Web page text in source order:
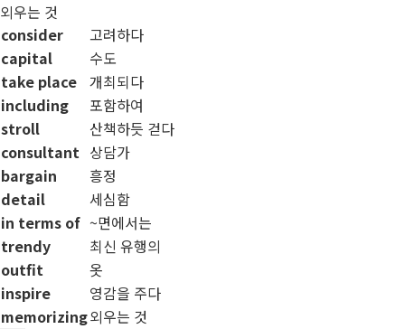
외우는 것
consider
고려하다
capital
수도
take place 개최되다
including
포함하여
stroll
산책하듯 걷다
consultant 상담가
bargain
흥정
detail
세심함
in terms of ~면에서는
trendy
최신 유행의
outfit
옷
inspire
영감을 주다
memorizing외우는 것